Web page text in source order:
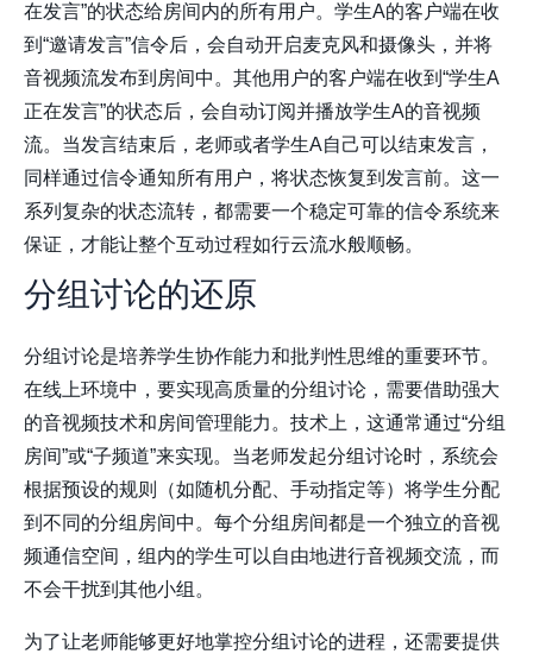
在发言”的状态给房间内的所有用户。学生A的客户端在收
到“邀请发言”信令后，会自动开启麦克风和摄像头，并将
音视频流发布到房间中。其他用户的客户端在收到“学生A
正在发言”的状态后，会自动订阅并播放学生A的音视频
流。当发言结束后，老师或者学生A自己可以结束发言，
同样通过信令通知所有用户，将状态恢复到发言前。这一
系列复杂的状态流转，都需要一个稳定可靠的信令系统来
保证，才能让整个互动过程如行云流水般顺畅。
分组讨论的还原
分组讨论是培养学生协作能力和批判性思维的重要环节。
在线上环境中，要实现高质量的分组讨论，需要借助强大
的音视频技术和房间管理能力。技术上，这通常通过“分组
房间”或“子频道”来实现。当老师发起分组讨论时，系统会
根据预设的规则（如随机分配、手动指定等）将学生分配
到不同的分组房间中。每个分组房间都是一个独立的音视
频通信空间，组内的学生可以自由地进行音视频交流，而
不会干扰到其他小组。
为了让老师能够更好地掌控分组讨论的进程，还需要提供